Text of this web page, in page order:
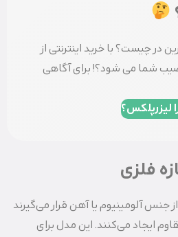
در چیست؟ با خرید اینترنتی از
شما می شود؟! برای آگاهی
لیزرپلکس؟
فلزی
آلومینیوم یا آهن قرار می‌گیرند
ایجاد می‌کنند. این مدل برای